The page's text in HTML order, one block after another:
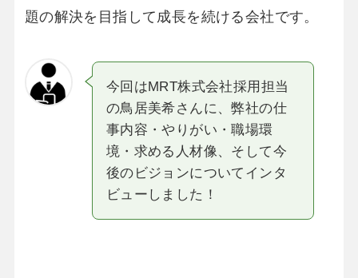
題の解決を目指して成長を続ける会社です。
今回はMRT株式会社採用担当
の鳥居美希さんに、弊社の仕
事内容・やりがい・職場環
境・求める人材像、そして今
後のビジョンについてインタ
ビューしました！